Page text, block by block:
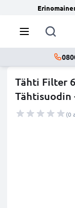
Tähti Filter
Tähtisuodin
(0